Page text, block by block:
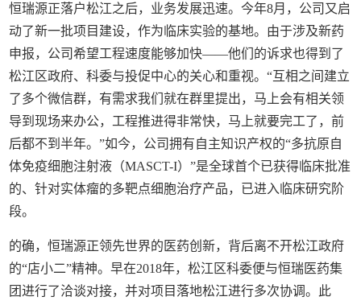
恒瑞源正落户松江之后，业务发展迅速。今年8月，公司又启
动了新一批项目建设，作为临床实验的基地。由于涉及新药
申报，公司希望工程速度能够加快——他们的诉求也得到了
松江区政府、科委与投促中心的关心和重视。“互相之间建立
了多个微信群，有需求我们就在群里提出，马上会有相关领
导到现场来办公，工程推进得非常快，马上就要完工了，前
后都不到半年。”如今，公司拥有自主知识产权的“多抗原自
体免疫细胞注射液（MASCT-I）”是全球首个已获得临床批准
的、针对实体瘤的多靶点细胞治疗产品，已进入临床研究阶
段。
的确，恒瑞源正领先世界的医药创新，背后离不开松江政府
的“店小二”精神。早在2018年，松江区科委便与恒瑞医药集
团进行了洽谈对接，并对项目落地松江进行多次协调。此